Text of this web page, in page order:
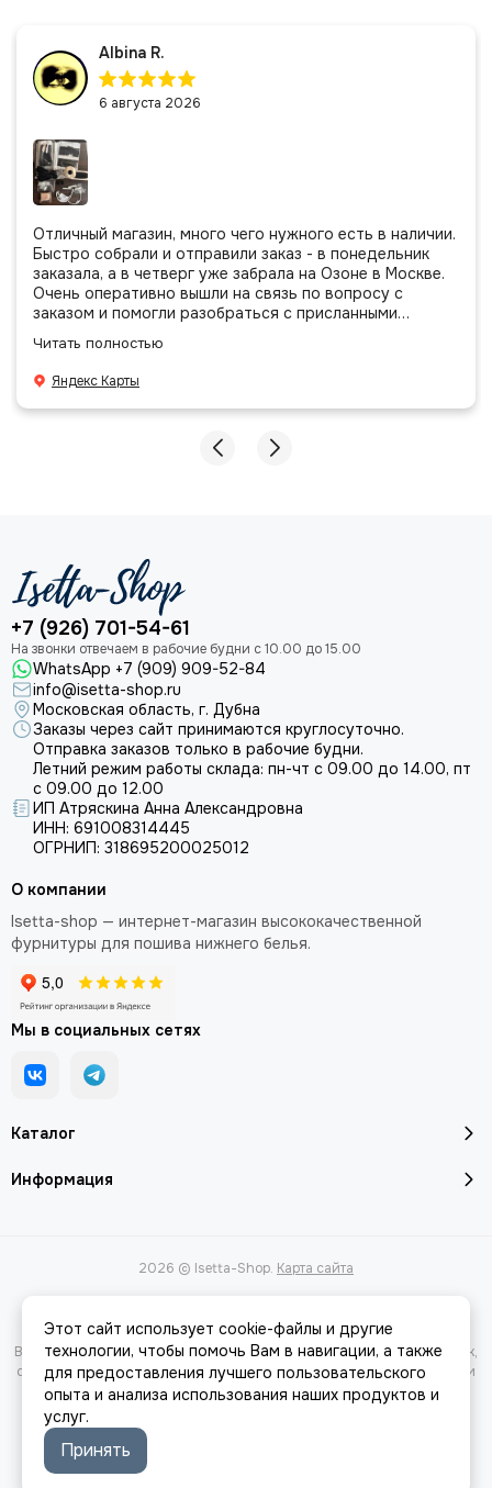
Albina R.
6 августа 2026
Отличный магазин, много чего нужного есть в наличии.
Быстро собрали и отправили заказ - в понедельник
заказала, а в четверг уже забрала на Озоне в Москве.
Очень оперативно вышли на связь по вопросу с
заказом и помогли разобраться с присланными
даже есть подарочек, очень приятно. Спасибо
большое команде!
Читать полностью
Яндекс Карты
+7 (926) 701-54-61
WhatsApp +7 (909) 909-52-84
info@isetta-shop.ru
Московская область, г. Дубна
Заказы через сайт принимаются круглосуточно.
Отправка заказов только в рабочие будни.
Летний режим работы склада: пн-чт с 09.00 до 14.00, пт
с 09.00 до 12.00
ИП Атряскина Анна Александровна
ИНН: 691008314445
ОГРНИП: 318695200025012
Каталог
Информация
О компании
Isetta-shop — интернет-магазин высококачественной
фурнитуры для пошива нижнего белья.
Мы в социальных сетях
2026 © Isetta-Shop. Карта сайта
Вся представленная на сайте информация, касающаяся характеристик,
стоимости товаров и услуг, носит информационный характер и ни при
каких условиях не является публичной офертой, определяемой
положениями Статьи 437(2) Гражданского кодекса РФ.
Этот сайт использует cookie-файлы и другие
технологии, чтобы помочь Вам в навигации, а также
для предоставления лучшего пользовательского
опыта и анализа использования наших продуктов и
услуг.
Принять